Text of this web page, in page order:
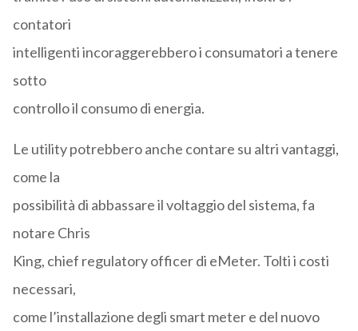
contatori
intelligenti incoraggerebbero i consumatori a tenere
sotto
controllo il consumo di energia.
Le utility potrebbero anche contare su altri vantaggi,
come la
possibilità di abbassare il voltaggio del sistema, fa
notare Chris
King, chief regulatory officer di eMeter. Tolti i costi
necessari,
come l’installazione degli smart meter e del nuovo